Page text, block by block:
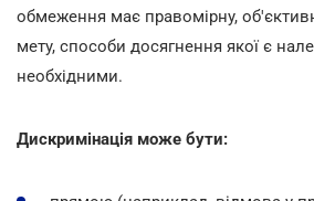
обмеження має правомірну,
мету, способи досягнення якої є
необхідними.
Дискримінація може бути: